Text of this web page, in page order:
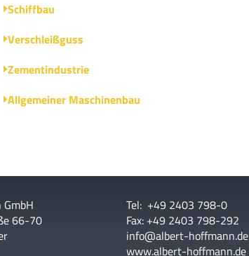
Schiffbau
Verschleißguss
Zementindustrie
Allgemeiner Maschinenbau
66-70
Tel: +49 2403 798-0
Fax: +49 2403 798-292
info@albert-hoffmann.de
www.albert-hoffmann.de